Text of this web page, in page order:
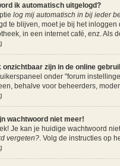
ik automatisch uitgelogd?
log mij automatisch in bij ieder
te blijven, moet je bij het
in een internet café, enz. Als
onzichtbaar zijn in de online
onder "forum
behalve voor beheerders,
wachtwoord niet meer!
Je kan je huidige wachtwoord
vergeten?. Volg de instructies op